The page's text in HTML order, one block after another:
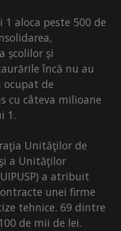
aloca peste 500 de
școlilor și
încă nu au
ocupat de
cu câteva milioane
1.
Unităţilor de
a Unităţilor
a atribuit
unei firme
tehnice. 69 dintre
de mii de lei.